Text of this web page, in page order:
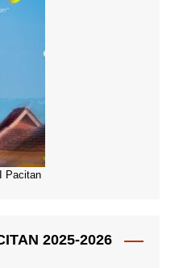
Pacitan
2025-2026